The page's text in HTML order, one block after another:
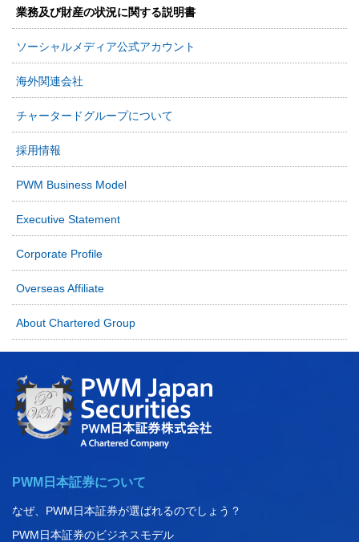
業務及び財産の状況に関する説明書
ソーシャルメディア公式アカウント
海外関連会社
チャータードグループについて
採用情報
PWM Business Model
Executive Statement
Corporate Profile
Overseas Affiliate
About Chartered Group
PWM日本証券について
なぜ、PWM日本証券が選ばれるのでしょう？
PWM日本証券のビジネスモデル